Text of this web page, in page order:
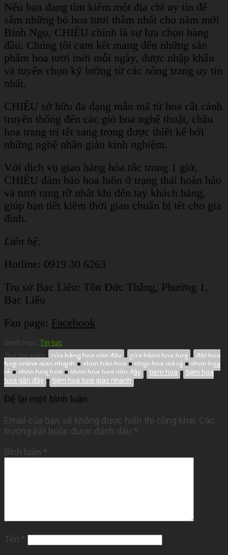
Nếu bạn đang tìm kiếm một địa chỉ uy tín để
sắm những bó hoa tươi thắm nhất cho năm mới
Bính Ngọ, CHIÊU chính là sự lựa chọn hàng
đầu. Chúng tôi cam kết mang đến những sản
phẩm hoa tươi mới mỗi ngày, được nhập khẩu
và tuyển chọn kỹ lưỡng từ các nông trang uy tín
nhất.
CHIÊU sở hữu đa dạng mẫu mã từ hoa cắt cành
truyền thống đến các giỏ hoa nghệ thuật, chậu
hoa trang trí tết sang trọng được thiết kế bởi
những nghệ nhân giàu kinh nghiệm.
Với dịch vụ giao hàng hỏa tốc trong 1 giờ,
CHIÊU đảm bảo hoa luôn ở trạng thái hoàn hảo
và tươi rạng rỡ nhất khi đến tay khách hàng,
giúp bạn tiết kiệm thời gian chuẩn bị tết cho gia
đình.
Liên hệ:
Hotline: 0919 30 6263
Trụ sở Bạc Liêu: Tôn Đức Thắng, Phường 1,
Bạc Liêu
Fan page: Facebook
Danh mục: Tin tức
Thẻ tìm kiếm: cửa hàng hoa gần đây , cửa hàng hoa tươi , đặt hoa
tươi online giao nhanh , shop bán hoa , shop hoa giá rẻ , shop hoa
rẻ , shop hoa tươi , shop hoa tươi gần đây , tiem hoa , tiệm hoa
tươi gần đây , tiệm hoa tươi giao nhanh
Để lại một bình luận
Email của bạn sẽ không được hiển thị công khai. Các
trường bắt buộc được đánh dấu *
Bình luận *
Tên *